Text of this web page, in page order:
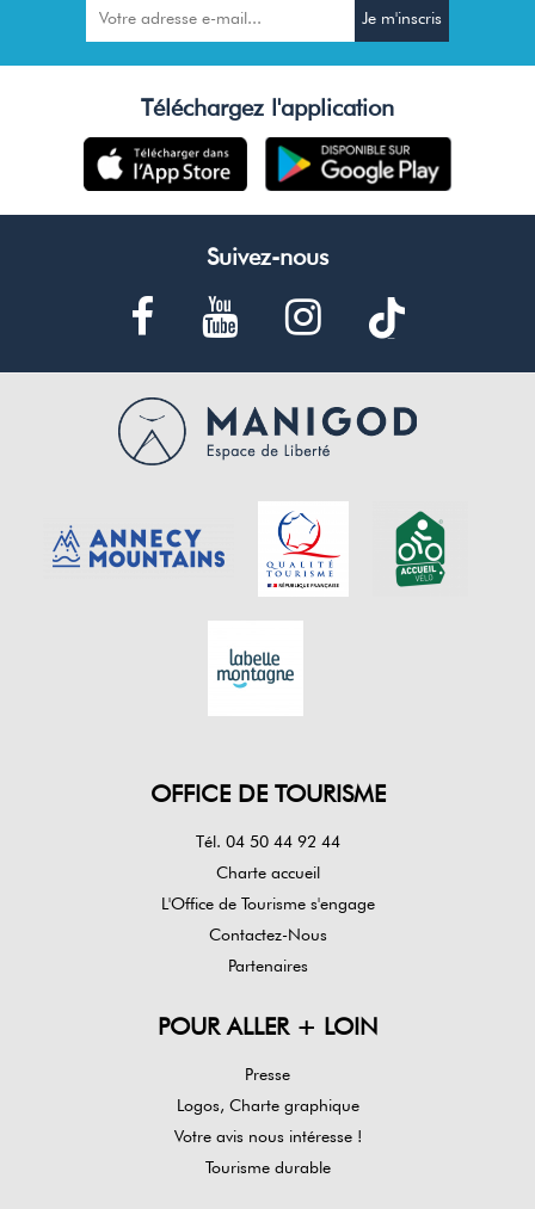
Suivez-nous
Téléchargez l'application
OFFICE DE TOURISME
Tél. 04 50 44 92 44
Charte accueil
L'Office de Tourisme s'engage
Contactez-Nous
Partenaires
POUR ALLER + LOIN
Presse
Logos, Charte graphique
Votre avis nous intéresse !
Tourisme durable